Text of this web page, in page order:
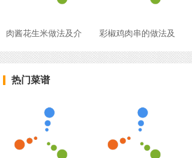
肉酱花生米做法及介 彩椒鸡肉串的做法及
热门菜谱